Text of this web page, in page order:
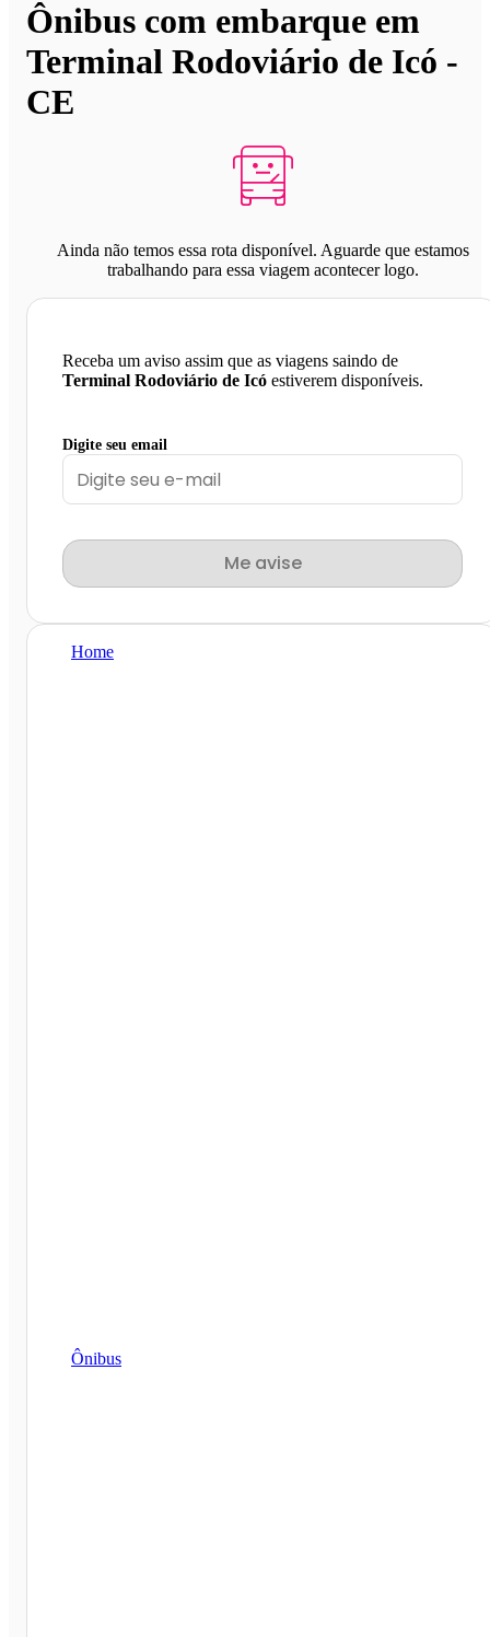
Ônibus com embarque em
Terminal Rodoviário de Icó -
CE
Ainda não temos essa rota disponível. Aguarde que estamos
trabalhando para essa viagem acontecer logo.
Receba um aviso assim que as viagens saindo de
Terminal Rodoviário de Icó estiverem disponíveis.
Digite seu email
Me avise
Home
Ônibus